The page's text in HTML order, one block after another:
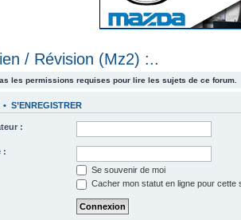
/ Révision (Mz2) :..
les permissions requises pour lire les sujets de ce forum.
• S’ENREGISTRER
:
:
Se souvenir de moi
Cacher mon statut en ligne pour cette